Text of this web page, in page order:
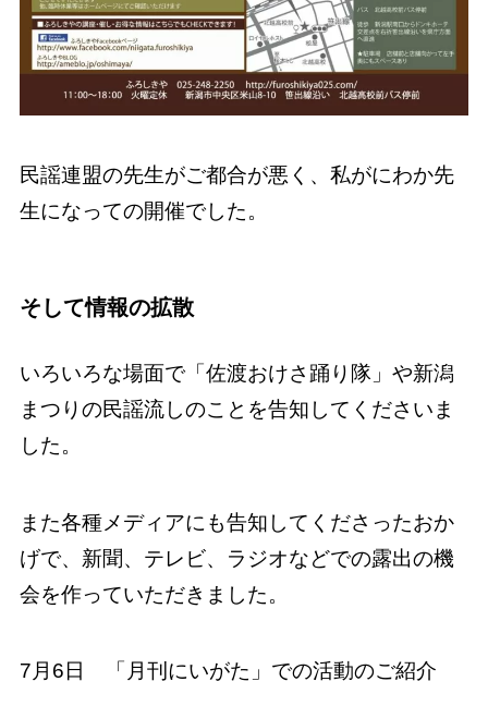
民謡連盟の先生がご都合が悪く、私がにわか先
生になっての開催でした。
そして情報の拡散
いろいろな場面で「佐渡おけさ踊り隊」や新潟
まつりの民謡流しのことを告知してくださいま
した。
また各種メディアにも告知してくださったおか
げで、新聞、テレビ、ラジオなどでの露出の機
会を作っていただきました。
7月6日 「月刊にいがた」での活動のご紹介